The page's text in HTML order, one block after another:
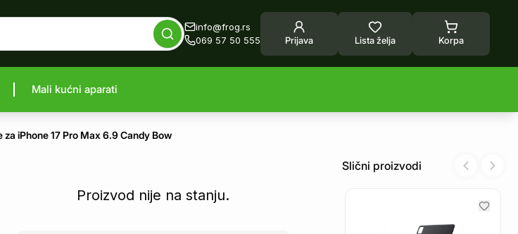
info@frog.rs
069 57 50 555
Prijava Lista želja Korpa
Mali kućni aparati
iPhone 17 Pro Max 6.9 Candy Bow
Proizvod nije na stanju.
Slični proizvodi Previous
Next